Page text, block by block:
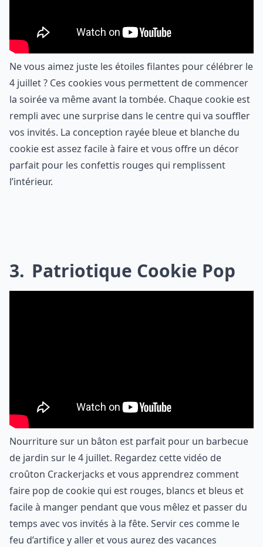
Ne vous aimez juste les étoiles filantes pour célébrer le
4 juillet ? Ces cookies vous permettent de commencer
la soirée va même avant la tombée. Chaque cookie est
rempli avec une surprise dans le centre qui va souffler
vos invités. La conception rayée bleue et blanche du
cookie est assez facile à faire et vous offre un décor
parfait pour les confettis rouges qui remplissent
l’intérieur.
3 Patriotique Cookie Pop
Nourriture sur un bâton est parfait pour un barbecue
de jardin sur le 4 juillet. Regardez cette vidéo de
croûton Crackerjacks et vous apprendrez comment
faire pop de cookie qui est rouges, blancs et bleus et
facile à manger pendant que vous mêlez et passer du
temps avec vos invités à la fête. Servir ces comme le
feu d’artifice y aller et vous aurez des vacances